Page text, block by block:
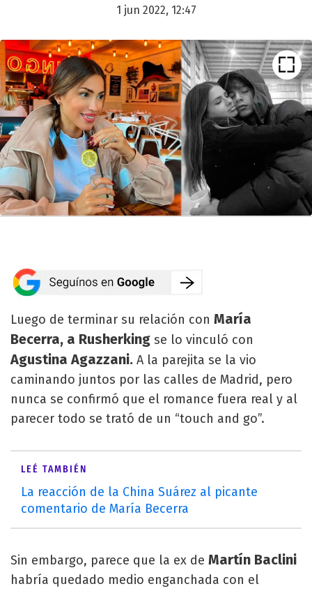
1 jun 2022, 12:47
Luego de terminar su relación con María
Becerra, a Rusherking se lo vinculó con
Agustina Agazzani. A la parejita se la vio
caminando juntos por las calles de Madrid, pero
nunca se confirmó que el romance fuera real y al
parecer todo se trató de un “touch and go”.
LEÉ TAMBIÉN
La reacción de la China Suárez al picante
comentario de María Becerra
Sin embargo, parece que la ex de Martín Baclini
habría quedado medio enganchada con el